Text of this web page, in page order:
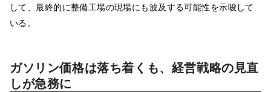
して、最終的に整備工場の現場にも波及する可能性を示唆して
いる。
ガソリン価格は落ち着くも、経営戦略の見直
しが急務に